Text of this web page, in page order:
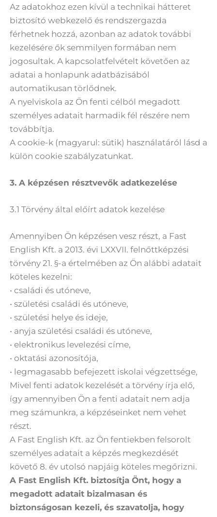
Az adatokhoz ezen kívül a technikai hátteret
biztosító webkezelő és rendszergazda
férhetnek hozzá, azonban az adatok további
kezelésére ők semmilyen formában nem
jogosultak. A kapcsolatfelvételt követően az
adatai a honlapunk adatbázisából
automatikusan törlődnek.
A nyelviskola az Ön fenti célból megadott
személyes adatait harmadik fél részére nem
továbbítja.
A cookie-k (magyarul: sütik) használatáról lásd a
külön cookie szabályzatunkat.
3. A képzésen résztvevők adatkezelése
3.1 Törvény által előírt adatok kezelése
Amennyiben Ön képzésen vesz részt, a Fast
English Kft. a 2013. évi LXXVII. felnőttképzési
törvény 21. §-a értelmében az Ön alábbi adatait
köteles kezelni:
• családi és utóneve,
• születési családi és utóneve,
• születési helye és ideje,
• anyja születési családi és utóneve,
• elektronikus levelezési címe,
• oktatási azonosítója,
• legmagasabb befejezett iskolai végzettsége,
Mivel fenti adatok kezelését a törvény írja elő,
így amennyiben Ön a fenti adatait nem adja
meg számunkra, a képzéseinket nem vehet
részt.
A Fast English Kft. az Ön fentiekben felsorolt
személyes adatait a képzés megkezdését
követő 8. év utolsó napjáig köteles megőrizni.
A Fast English Kft. biztosítja Önt, hogy a
megadott adatait bizalmasan és
biztonságosan kezeli, és szavatolja, hogy